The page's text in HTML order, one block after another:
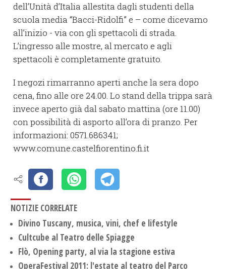
dell’Unità d’Italia allestita dagli studenti della
scuola media “Bacci-Ridolfi” e – come dicevamo
all’inizio - via con gli spettacoli di strada.
L’ingresso alle mostre, al mercato e agli
spettacoli è completamente gratuito.
I negozi rimarranno aperti anche la sera dopo
cena, fino alle ore 24.00. Lo stand della trippa sarà
invece aperto già dal sabato mattina (ore 11.00)
con possibilità di asporto all’ora di pranzo. Per
informazioni: 0571.686341;
www.comune.castelfiorentino.fi.it
NOTIZIE CORRELATE
Divino Tuscany, musica, vini, chef e lifestyle
Cultcube al Teatro delle Spiagge
Flò, Opening party, al via la stagione estiva
OperaFestival 2011: l'estate al teatro del Parco